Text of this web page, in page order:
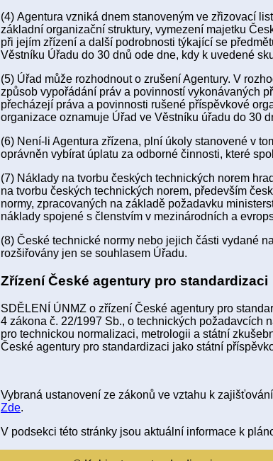
(4) Agentura vzniká dnem stanoveným ve zřizovací
základní organizační struktury, vymezení majetku
při jejím zřízení a další podrobnosti týkající se
Věstníku Úřadu do 30 dnů ode dne, kdy k uvedené
(5) Úřad může rozhodnout o zrušení Agentury. V
způsob vypořádání práv a povinností vykonávaných
přecházejí práva a povinnosti rušené příspěvkové
organizace oznamuje Úřad ve Věstníku úřadu do 30
(6) Není-li Agentura zřízena, plní úkoly stanovené v
oprávněn vybírat úplatu za odborné činnosti, které
(7) Náklady na tvorbu českých technických norem
na tvorbu českých technických norem, především
normy, zpracovaných na základě požadavku
náklady spojené s členstvím v mezinárodních a
(8) České technické normy nebo jejich části vydané
rozšiřovány jen se souhlasem Úřadu.
Zřízení České agentury pro standardizaci
SDĚLENÍ ÚNMZ o zřízení České agentury pro
4 zákona č. 22/1997 Sb., o technických požadavcích
pro technickou normalizaci, metrologii a státní
České agentury pro standardizaci jako státní
Vybraná ustanovení ze zákonů ve vztahu k
Zde.
V podsekci této stránky jsou aktuální informace k